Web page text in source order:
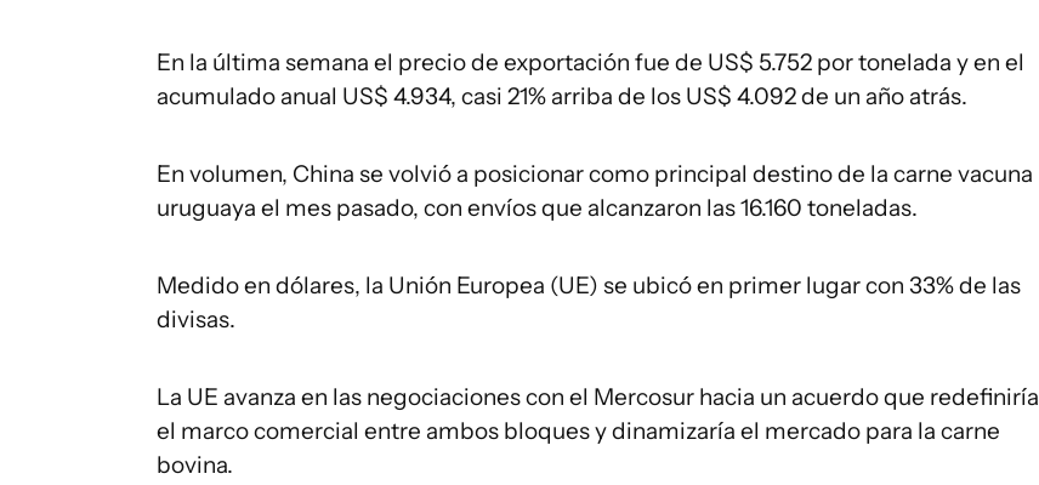
En la última semana el precio de exportación fue de US$ 5.752 por tonelada y en el
acumulado anual US$ 4.934, casi 21% arriba de los US$ 4.092 de un año atrás.
En volumen, China se volvió a posicionar como principal destino de la carne vacuna
uruguaya el mes pasado, con envíos que alcanzaron las 16.160 toneladas.
Medido en dólares, la Unión Europea (UE) se ubicó en primer lugar con 33% de las
divisas.
La UE avanza en las negociaciones con el Mercosur hacia un acuerdo que redefiniría
el marco comercial entre ambos bloques y dinamizaría el mercado para la carne
bovina.